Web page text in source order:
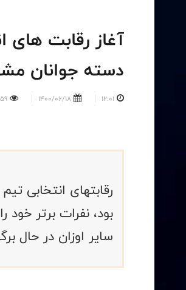
آغاز رقابت های
دسته جوانان
12:01
1400/06/18
بود، نفرات برتر
سایر اوزان در حال